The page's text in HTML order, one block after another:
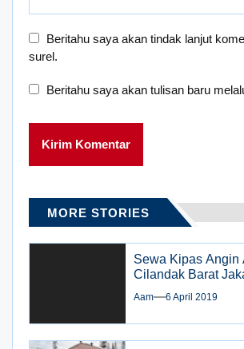
Beritahu saya akan tindak lanjut
surel.
Beritahu saya akan tulisan baru
MORE STORIES
Sewa Kipas Angin
Cilandak Barat
Aam 6 April 2019